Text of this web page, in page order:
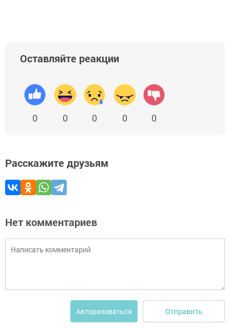
Оставляйте реакции
0 0 0 0 0
Расскажите друзьям
Нет комментариев
Авторизоваться Отправить